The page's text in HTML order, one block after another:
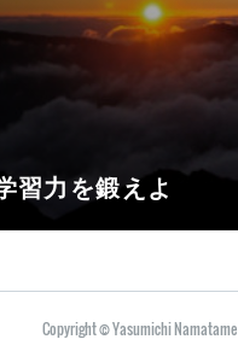
習力を鍛えよ
Copyright © Yasumichi Namatame